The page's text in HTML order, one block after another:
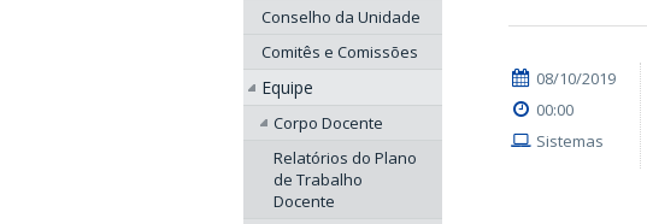
Conselho da Unidade
Comitês e Comissões
Equipe
Corpo Docente
Relatórios do Plano
de Trabalho
Docente
08/10/2019
00:00
Sistemas